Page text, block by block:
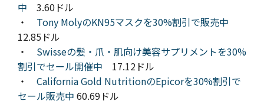
中 3.60ドル
・ Tony MolyのKN95マスクを30%割引で販売中
12.85ドル
・ Swisseの髪・爪・肌向け美容サプリメントを30%
割引でセール開催中 17.12ドル
・ California Gold NutritionのEpicorを30%割引で
セール販売中 60.69ドル